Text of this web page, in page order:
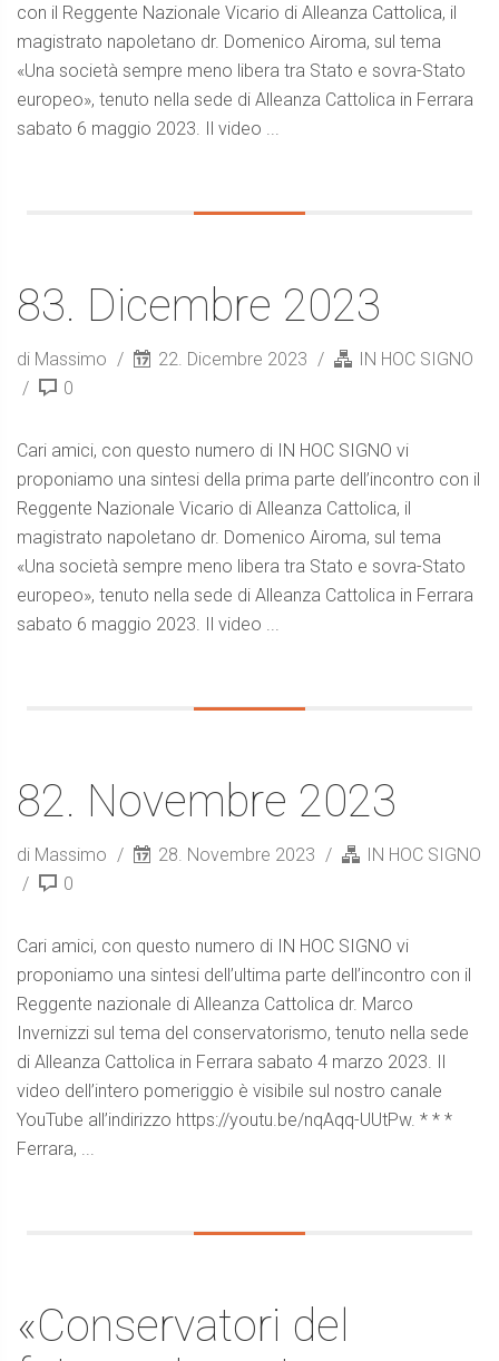
con il Reggente Nazionale Vicario di Alleanza Cattolica, il
magistrato napoletano dr. Domenico Airoma, sul tema
«Una società sempre meno libera tra Stato e sovra-Stato
europeo», tenuto nella sede di Alleanza Cattolica in Ferrara
sabato 6 maggio 2023. Il video ...
83. Dicembre 2023
di Massimo 22. Dicembre 2023
IN HOC SIGNO
0
Cari amici, con questo numero di IN HOC SIGNO vi
proponiamo una sintesi della prima parte dell’incontro con il
Reggente Nazionale Vicario di Alleanza Cattolica, il
magistrato napoletano dr. Domenico Airoma, sul tema
«Una società sempre meno libera tra Stato e sovra-Stato
europeo», tenuto nella sede di Alleanza Cattolica in Ferrara
sabato 6 maggio 2023. Il video ...
82. Novembre 2023
di Massimo 28. Novembre 2023
IN HOC SIGNO
0
Cari amici, con questo numero di IN HOC SIGNO vi
proponiamo una sintesi dell’ultima parte dell’incontro con il
Reggente nazionale di Alleanza Cattolica dr. Marco
Invernizzi sul tema del conservatorismo, tenuto nella sede
di Alleanza Cattolica in Ferrara sabato 4 marzo 2023. Il
video dell’intero pomeriggio è visibile sul nostro canale
YouTube all’indirizzo https://youtu.be/nqAqq-UUtPw. * * *
Ferrara, ...
«Conservatori del